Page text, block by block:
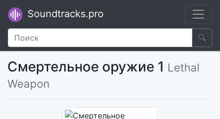
Soundtracks.pro
🔍
Смертельное оружие 1 Lethal
Weapon